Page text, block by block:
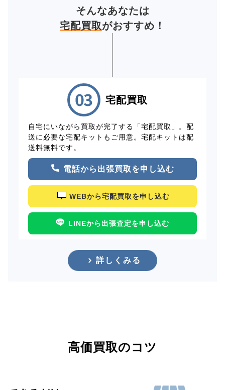
そんなあなたは
宅配買取がおすすめ！
宅配買取
自宅にいながら買取が完了する「宅配買取」。配
送に必要な宅配キットもご用意。宅配キットは配
送料無料です。
電話から出張買取を申し込む
WEBから宅配買取を申し込む
LINEから出張査定を申し込む
詳しくみる
高価買取のコツ